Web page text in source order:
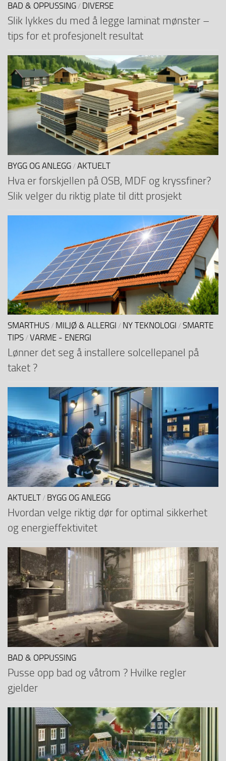
BAD & OPPUSSING / DIVERSE
Slik lykkes du med å legge laminat mønster –
tips for et profesjonelt resultat
BYGG OG ANLEGG / AKTUELT
Hva er forskjellen på OSB, MDF og kryssfiner?
Slik velger du riktig plate til ditt prosjekt
SMARTHUS / MILJØ & ALLERGI / NY TEKNOLOGI / SMARTE
TIPS / VARME - ENERGI
Lønner det seg å installere solcellepanel på
taket ?
AKTUELT / BYGG OG ANLEGG
Hvordan velge riktig dør for optimal sikkerhet
og energieffektivitet
BAD & OPPUSSING
Pusse opp bad og våtrom ? Hvilke regler
gjelder